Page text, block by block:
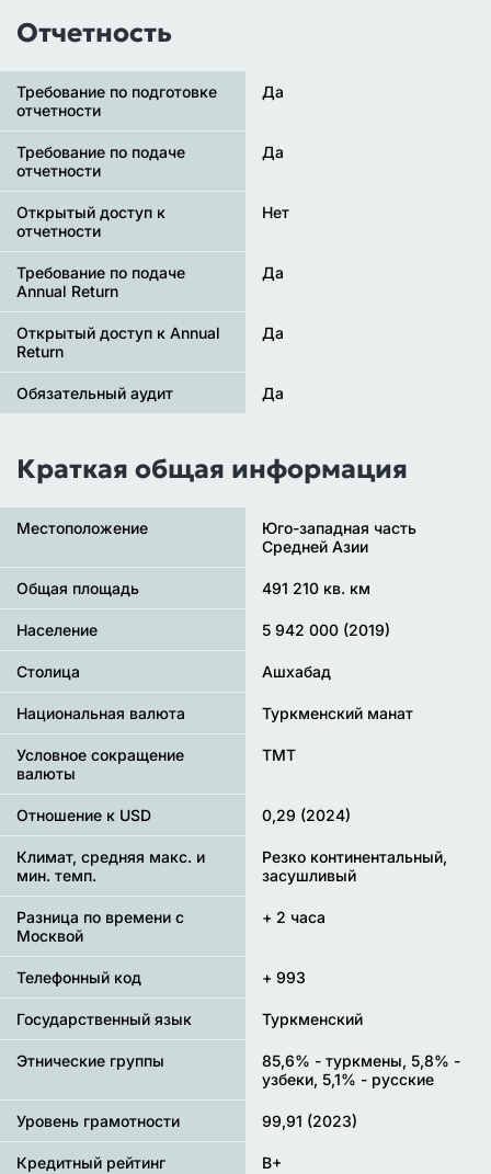
Отчетность
Требование по подготовке
отчетности
Да
Требование по подаче
отчетности
Да
Открытый доступ к
отчетности
Нет
Требование по подаче
Annual Return
Да
Открытый доступ к Annual
Return
Да
Обязательный аудит Да
Краткая общая информация
Местоположение
Юго-западная часть
Средней Азии
Общая площадь 491 210 кв. км
Население 5 942 000 (2019)
Столица Ашхабад
Национальная валюта Туркменский манат
Условное сокращение
валюты
TMT
Отношение к USD 0,29 (2024)
Климат, средняя макс. и
мин. темп.
Резко континентальный,
засушливый
Разница по времени с
Москвой
+ 2 часа
Телефонный код + 993
Государственный язык Туркменский
Этнические группы
85,6% - туркмены, 5,8% -
узбеки, 5,1% - русские
Уровень грамотности 99,91 (2023)
Кредитный рейтинг B+